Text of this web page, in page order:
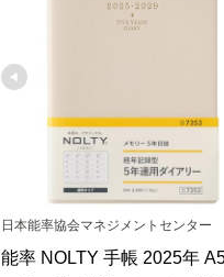
日本能率協会マネジメントセンター
能率 NOLTY 手帳 2025年